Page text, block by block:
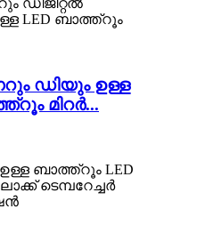
ഡിയും ഉള്ള
മിറർ...